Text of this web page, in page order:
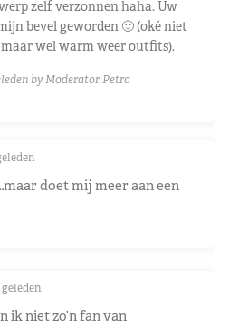
zelf verzonnen haha. Uw
bevel geworden 🙂 (oké niet
wel warm weer outfits).
by Moderator Petra
doet mij meer aan een
ik niet zo’n fan van